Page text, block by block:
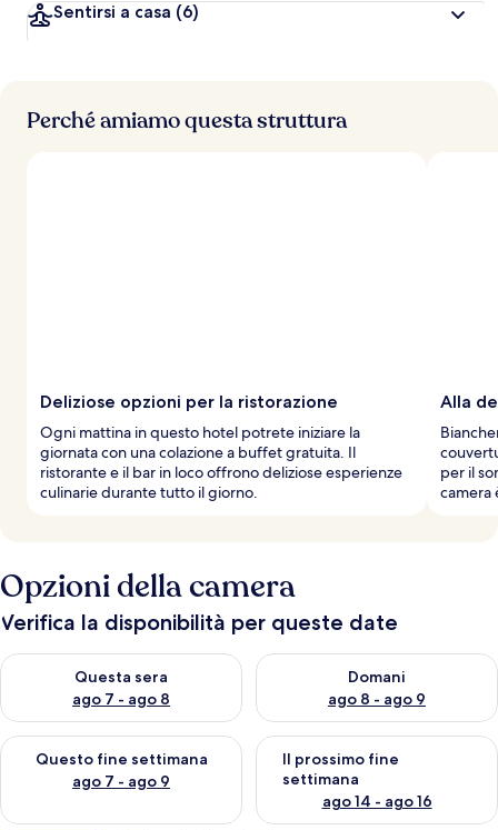
Sentirsi a casa (6)
Perché amiamo questa struttura
Deliziose opzioni per la ristorazione
Ogni mattina in questo hotel potrete iniziare la
giornata con una colazione a buffet gratuita. Il
ristorante e il bar in loco offrono deliziose esperienze
culinarie durante tutto il giorno.
Alla
per il
camera
Opzioni della camera
Verifica la disponibilità per queste date
Questa sera
ago 7 - ago 8
Verifica la disponibilità per questa sera, ago 7 - ago 8
Domani
ago 8 - ago 9
Verifica la disponibilità per
Questo fine settimana
ago 7 - ago 9
Verifica la disponibilità per questo fine settimana, ago 7 - ago
Il prossimo fine
settimana
ago 14 - ago 16
Verifica la disponibilità per il